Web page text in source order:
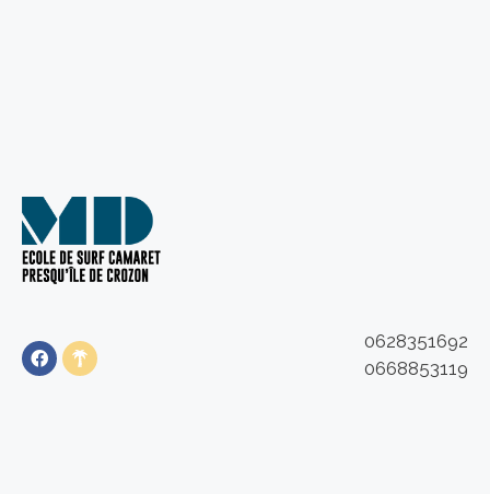
0628351692
0668853119